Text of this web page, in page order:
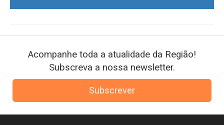
Acompanhe toda a atualidade da Região!
Subscreva a nossa newsletter.
Subscrever